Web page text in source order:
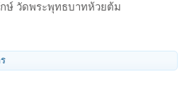
ษ์ วัดพระพุทธบาทห้วยต้ม